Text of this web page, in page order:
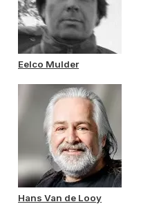
Eelco Mulder
Hans Van de Looy